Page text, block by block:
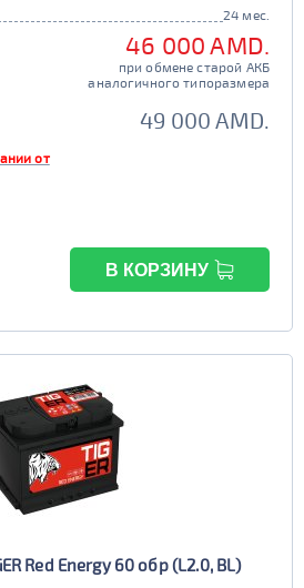
24 мес.
46 000 AMD.
при обмене старой АКБ
аналогичного типоразмера
49 000 AMD.
от
В КОРЗИНУ
Red Energy 60 обр (L2.0, BL)